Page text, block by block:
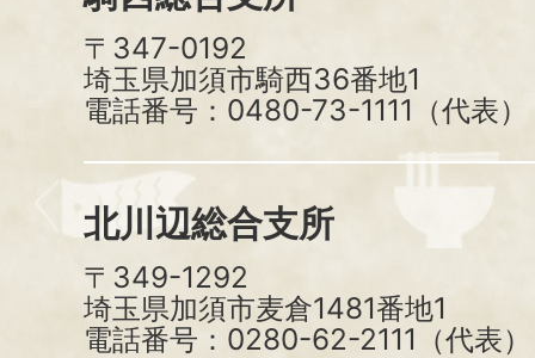
〒347-0192
埼玉県加須市騎西36番地1
電話番号：0480-73-1111（代表）
北川辺総合支所
〒349-1292
埼玉県加須市麦倉1481番地1
電話番号：0280-62-2111（代表）